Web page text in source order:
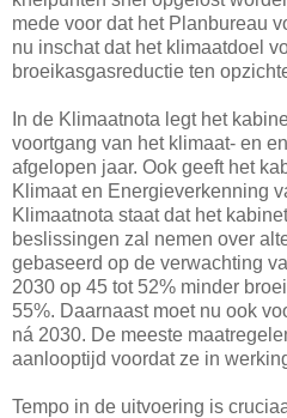
mede voor dat het Planbureau
nu inschat dat het klimaatdoel
broeikasgasreductie ten
In de Klimaatnota legt het
voortgang van het klimaat- en
afgelopen jaar. Ook geeft het
Klimaat en Energieverkenning
Klimaatnota staat dat het
beslissingen zal nemen over
gebaseerd op de verwachting
2030 op 45 tot 52% minder
55%. Daarnaast moet nu ook
ná 2030. De meeste
aanlooptijd voordat ze in
Tempo in de uitvoering is